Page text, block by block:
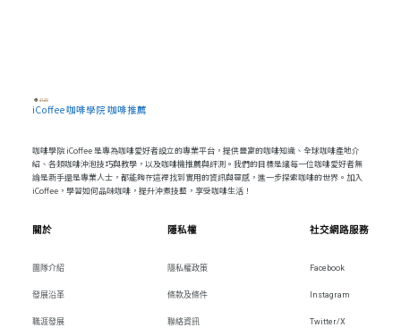
iCoffee 咖啡學院 咖啡推薦
咖啡學院 iCoffee 是專為咖啡愛好者設立的專業平台，提供豐富的咖啡知識、全球咖啡產地介
紹、各類咖啡沖泡技巧與教學，以及咖啡機推薦與評測。我們的目標是讓每一位咖啡愛好者無
論是新手還是專業人士，都能夠在這裡找到實用的資訊與靈感，進一步探索咖啡的世界。加入
iCoffee，學習如何品味咖啡，提升沖煮技藝，享受咖啡生活！
關於
團隊介紹
發展沿革
職涯發展
隱私權
隱私權政策
條款及條件
聯絡資訊
社交網路服務
Facebook
Instagram
Twitter/X